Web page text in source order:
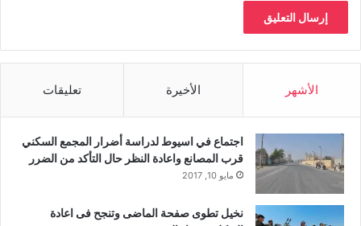
الأشهر الأخيرة تعليقات
اجتماع في اسيوط لدراسة أضرار المجمع السكني
قرب المصانع واعادة النظر حال التأكد من الضرر
مايو 10, 2017
نخيل تطوى صفحة الماضى وتنجح فى اعادة